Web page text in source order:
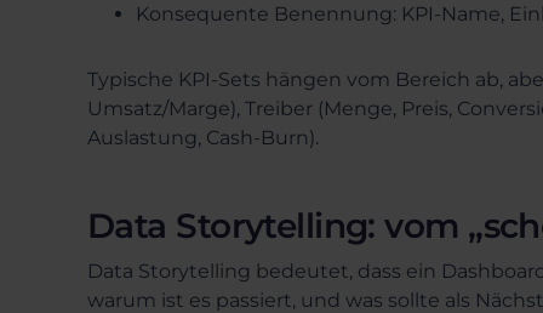
Konsequente Benennung: KPI-Name,
Typische KPI-Sets hängen vom Bereich ab,
Umsatz/Marge), Treiber (Menge, Preis,
Auslastung, Cash-Burn).
Data Storytelling: vom
Data Storytelling bedeutet, dass ein
warum ist es passiert, und was sollte als